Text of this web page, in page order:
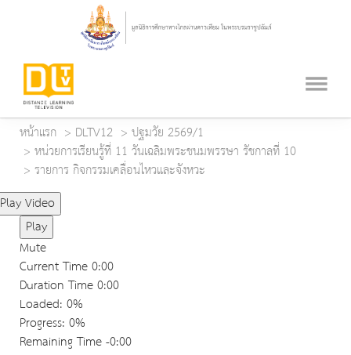
หน้าแรก DLTV12
ปฐมวัย 2569/1
หน่วยการเรียนรู้ที่ 11 วันเฉลิมพระชนมพรรษา รัชกาลที่ 10
รายการ กิจกรรมเคลื่อนไหวและจังหวะ
Play Video
Play
Mute
Current Time0:00
Duration Time0:00
Loaded: 0%
Progress: 0%
Remaining Time-0:00